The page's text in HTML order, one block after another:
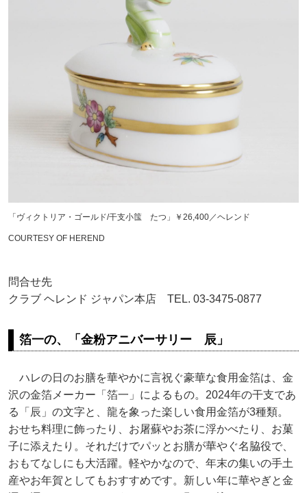
「ヴィクトリア・ゴールド/干支小筺 たつ」￥26,400／ヘレンド
COURTESY OF HEREND
問合せ先
クラブ ヘレンド ジャパン本店 TEL. 03-3475-0877
箔一の、「金粉アニバーサリー 辰」
ハレの日のお膳を華やかに言祝ぐ豪華な食用金箔は、金
沢の金箔メーカー「箔一」によるもの。2024年の干支であ
る「辰」の文字と、龍を象った楽しい食用金箔が3種類。
おせち料理に飾ったり、お屠蘇やお茶に浮かべたり、お菓
子に添えたり。それだけでパッとお膳が華やぐ名脇役で、
おもてなしにも大活躍。軽やかなので、年末の集いの手土
産やお年賀としてもおすすめです。新しい年に華やぎと金